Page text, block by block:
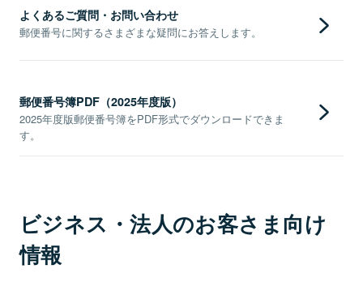
よくあるご質問・お問い合わせ
郵便番号に関するさまざまな疑問にお答えします。
郵便番号簿PDF（2025年度版）
2025年度版郵便番号簿をPDF形式でダウンロードできま
す。
ビジネス・法人のお客さま向け
情報